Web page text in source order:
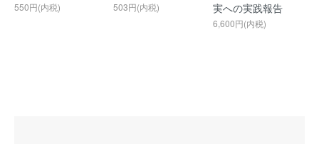
550円(内税) 503円(内税)
実への実践報告
6,600円(内税)